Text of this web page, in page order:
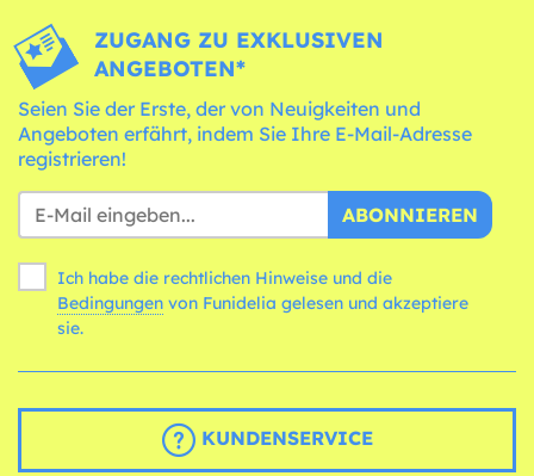
ZUGANG ZU EXKLUSIVEN
ANGEBOTEN*
Seien Sie der Erste, der von Neuigkeiten und
Angeboten erfährt, indem Sie Ihre E-Mail-Adresse
registrieren!
ABONNIEREN
Ich habe die rechtlichen Hinweise und die
Bedingungen
sie.
KUNDENSERVICE